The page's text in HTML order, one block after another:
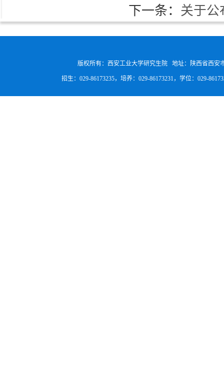
下一条： 关于公
版权所有：西安工业大学研究生院 地址：陕西省西安
招生：029-86173235，培养：029-86173231，学位：029-